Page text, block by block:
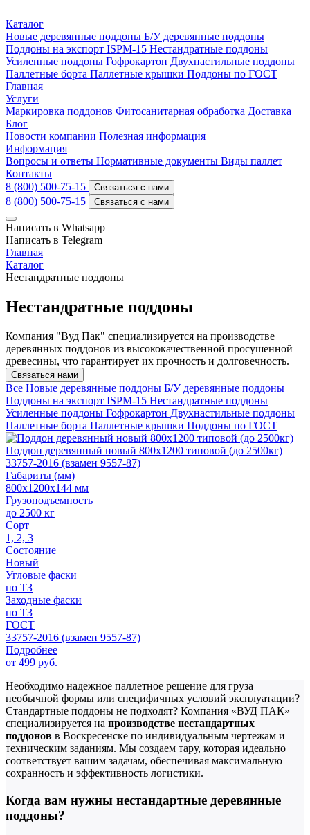
Каталог
Новые деревянные поддоны Б/У деревянные поддоны
Поддоны на экспорт ISPM-15 Нестандратные поддоны
Усиленные поддоны Гофрокартон Двухнастильные поддоны
Паллетные борта Паллетные крышки Поддоны по ГОСТ
Главная
Услуги
Маркировка поддонов Фитосанитарная обработка Доставка
Блог
Новости компании Полезная информация
Информация
Вопросы и ответы Нормативные документы Виды паллет
Контакты
8 (800) 500-75-15
Связаться с нами
8 (800) 500-75-15 Связаться с нами
Написать в Whatsapp
Написать в Telegram
Главная
Каталог
Нестандратные поддоны
Нестандратные поддоны
Компания "Вуд Пак" специализируется на производстве
деревянных поддонов из высококачественной просушенной
древесины, что гарантирует их прочность и долговечность.
Связаться нами
Все Новые деревянные поддоны Б/У деревянные поддоны
Поддоны на экспорт ISPM-15 Нестандратные поддоны
Усиленные поддоны Гофрокартон Двухнастильные поддоны
Паллетные борта Паллетные крышки Поддоны по ГОСТ
Поддон деревянный новый 800х1200 типовой (до 2500кг)
33757-2016 (взамен 9557-87)
Габариты (мм)
800х1200х144 мм
Грузоподъемность
до 2500 кг
Сорт
1, 2, 3
Состояние
Новый
Угловые фаски
по ТЗ
Заходные фаски
по ТЗ
ГОСТ
33757-2016 (взамен 9557-87)
Подробнее
от 499 руб.
Необходимо надежное паллетное решение для груза
необычной формы или специфичных условий эксплуатации?
Стандартные поддоны не подходят? Компания «ВУД ПАК»
специализируется на производстве нестандартных
поддонов в Воскресенске по индивидуальным чертежам и
техническим заданиям. Мы создаем тару, которая идеально
соответствует вашим задачам, обеспечивая максимальную
сохранность и эффективность логистики.
Когда вам нужны нестандартные деревянные
поддоны?